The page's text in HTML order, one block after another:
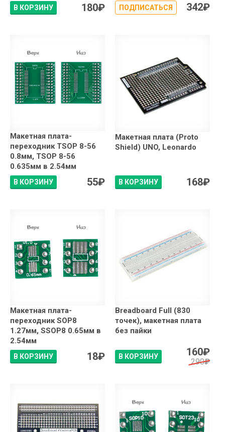
В КОРЗИНУ 180₽ ПОДПИСАТЬСЯ 342₽
Макетная плата-
переходник TSOP 8-56
0.8мм, TSOP 8-56
0.635мм в 2.54мм
В КОРЗИНУ 55₽
Макетная плата (Proto
Shield) UNO, Leonardo
В КОРЗИНУ 168₽
Макетная плата-
переходник SOP8
1.27мм, SSOP8 0.65мм в
2.54мм
В КОРЗИНУ 18₽
Breadboard Full (830
точек), макетная плата
без пайки
В КОРЗИНУ 160₽
290₽